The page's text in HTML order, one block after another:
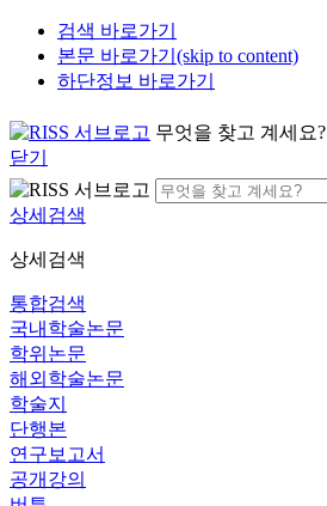
검색 바로가기
본문 바로가기(skip to content)
하단정보 바로가기
무엇을 찾고 계세요?
닫기
상세검색
상세검색
통합검색
국내학술논문
학위논문
해외학술논문
학술지
단행본
연구보고서
공개강의